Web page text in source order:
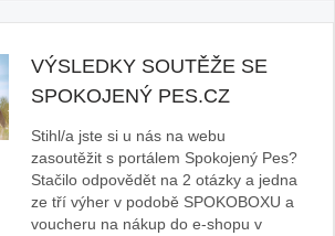
VÝSLEDKY SOUTĚŽE SE
SPOKOJENÝ PES.CZ
Stihl/a jste si u nás na webu
zasoutěžit s portálem Spokojený Pes?
Stačilo odpovědět na 2 otázky a jedna
ze tří výher v podobě SPOKOBOXU a
voucheru na nákup do e-shopu v